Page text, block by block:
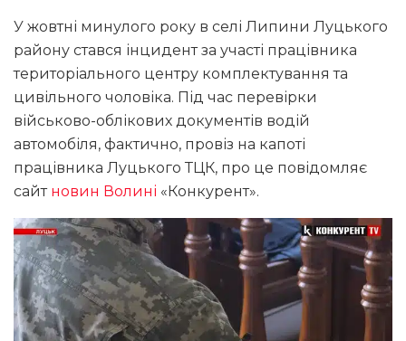
У жовтні минулого року в селі Липини Луцького
району стався інцидент за участі працівника
територіального центру комплектування та
цивільного чоловіка. Під час перевірки
військово-облікових документів водій
автомобіля, фактично, провіз на капоті
працівника Луцького ТЦК, про це повідомляє
сайт новин Волині «Конкурент».